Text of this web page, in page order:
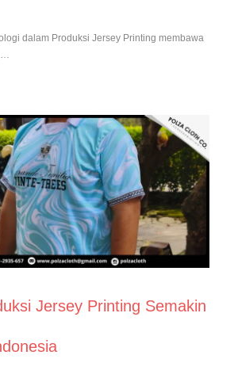
dalam Produksi Jersey Printing membawa
Jersey Printing Semakin